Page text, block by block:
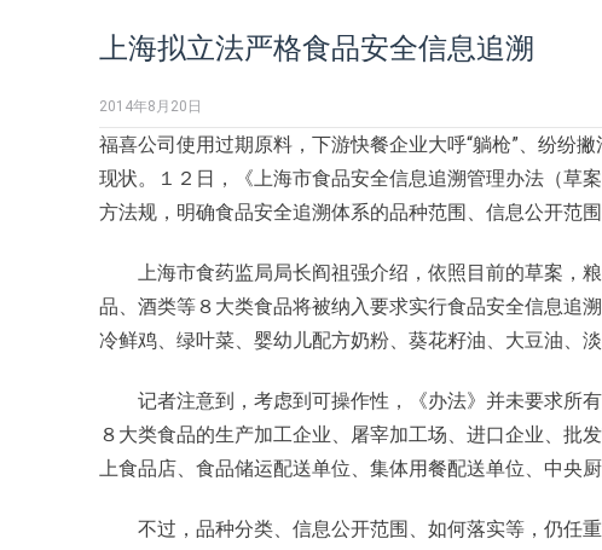
上海拟立法严格食品安全信息追溯
2014年8月20日
福喜公司使用过期原料，下游快餐企业大呼“躺枪”、纷纷
现状。１２日，《上海市食品安全信息追溯管理办法（草
方法规，明确食品安全追溯体系的品种范围、信息公开范
上海市食药监局局长阎祖强介绍，依照目前的草案，
品、酒类等８大类食品将被纳入要求实行食品安全信息追溯
冷鲜鸡、绿叶菜、婴幼儿配方奶粉、葵花籽油、大豆油、
记者注意到，考虑到可操作性，《办法》并未要求所
８大类食品的生产加工企业、屠宰加工场、进口企业、批
上食品店、食品储运配送单位、集体用餐配送单位、中央
不过，品种分类、 信息公开范围、如何落实等，仍任